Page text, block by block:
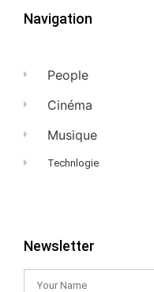
Navigation
People
Cinéma
Musique
Technlogie
Newsletter